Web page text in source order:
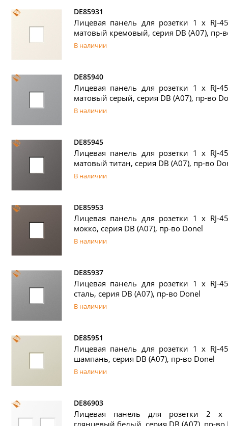
DE85931
Лицевая панель для розетки 1 х RJ-
матовый кремовый, серия DB (A07), пр-
В наличии
DE85940
Лицевая панель для розетки 1 х RJ-
матовый серый, серия DB (A07), пр-во
В наличии
DE85945
Лицевая панель для розетки 1 х RJ-
матовый титан, серия DB (A07), пр-во
В наличии
DE85953
Лицевая панель для розетки 1 х RJ-
мокко, серия DB (A07), пр-во Donel
В наличии
DE85937
Лицевая панель для розетки 1 х RJ-
сталь, серия DB (A07), пр-во Donel
В наличии
DE85951
Лицевая панель для розетки 1 х RJ-
шампань, серия DB (A07), пр-во Donel
В наличии
DE86903
Лицевая панель для розетки 2 х
глянцевый белый, серия DB (A07), пр-во